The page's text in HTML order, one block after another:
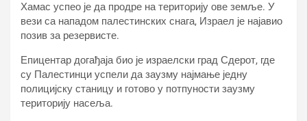
Хамас успео је да продре на територију ове земље. У
вези са нападом палестинских снага, Израел је најавио
позив за резервисте.
Епицентар догађаја био је израелски град Сдерот, где
су Палестинци успели да заузму најмање једну
полицијску станицу и готово у потпуности заузму
територију насеља.